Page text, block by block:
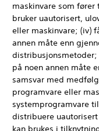
maskinvare som
bruker uautorisert,
eller maskinvare; (iv)
annen måte enn
på noen annen måte
samsvar med
programvare eller
systemprogramvare
distribuere
kan brukes i